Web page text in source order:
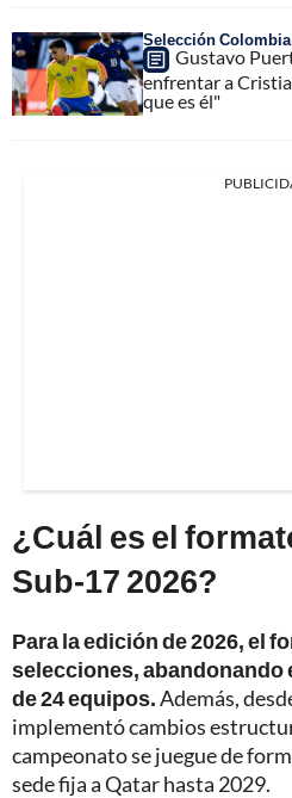
Selección Colombia
Gustavo
enfrentar a
que es él"
¿Cuál es el
Sub-17 2026?
Para la edición de 2026, el
selecciones, abandonando
de 24 equipos.Además,
implementó cambios
campeonato se juegue de
sede fija a Qatar hasta 2029.